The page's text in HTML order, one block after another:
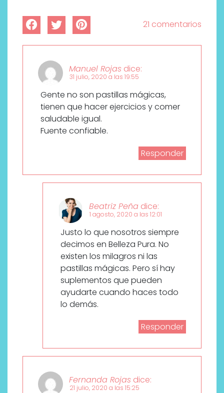
21 comentarios
Manuel Rojas dice:
31 julio, 2020 a las 19:55
Gente no son pastillas mágicas,
tienen que hacer ejercicios y comer
saludable igual.
Fuente confiable.
Responder
Beatriz Peña dice:
1 agosto, 2020 a las 12:01
Justo lo que nosotros siempre
decimos en Belleza Pura. No
existen los milagros ni las
pastillas mágicas. Pero sí hay
suplementos que pueden
ayudarte cuando haces todo
lo demás.
Responder
Fernanda Rojas dice:
21 julio, 2020 a las 15:25